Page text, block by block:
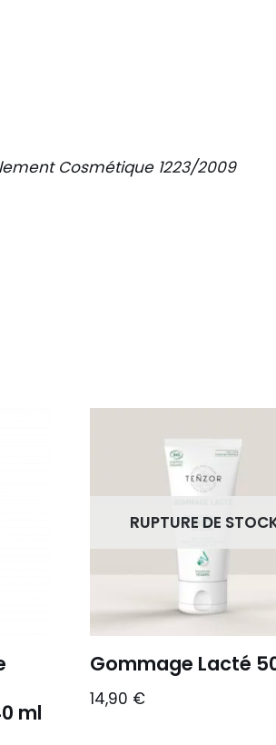
Cosmétique 1223/2009
ml
RUPTURE DE
Gommage Lacté
14,90 €